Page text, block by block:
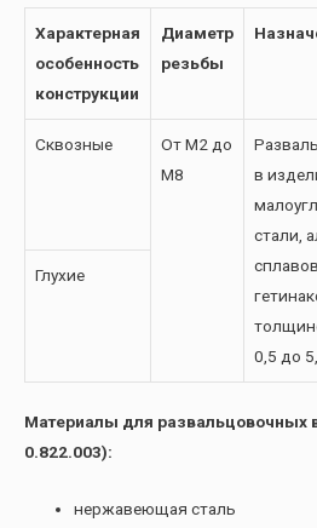
Характерная
особенность
конструкции
Диаметр
резьбы
Сквозные
От М2 до
М8
в
стали,
0,5 до
Глухие
Материалы для развальцовочных
0.822.003):
нержавеющая сталь